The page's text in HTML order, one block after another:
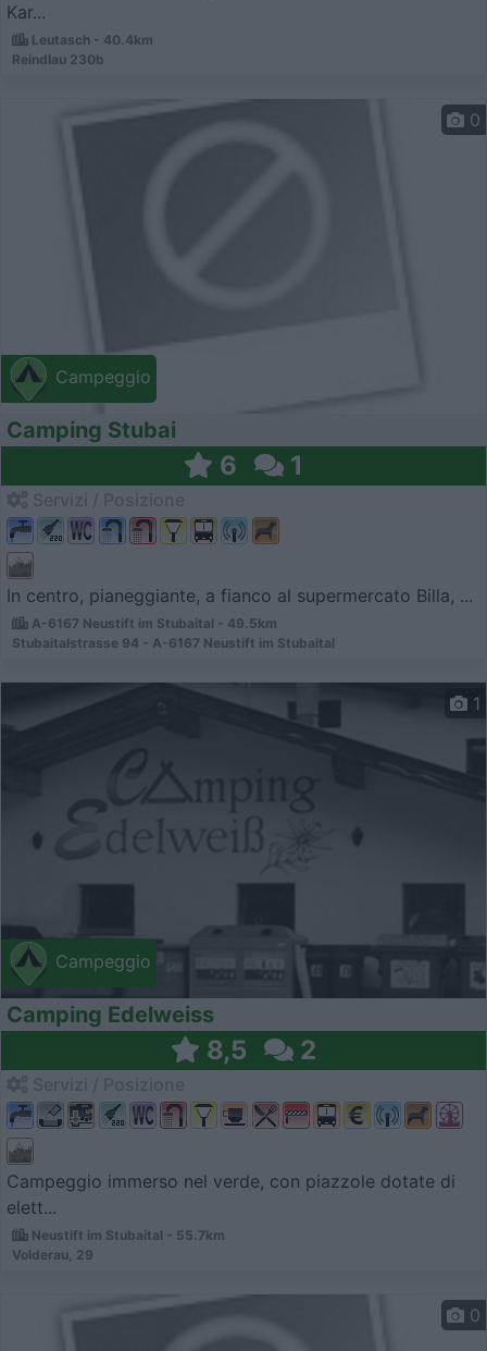
Kar...
Leutasch - 40.4km
Reindlau 230b
Campeggio
0
Camping Stubai
6 1
In centro, pianeggiante, a fianco al supermercato Billa, ...
A-6167 Neustift im Stubaital - 49.5km
Stubaitalstrasse 94 - A-6167 Neustift im Stubaital
Campeggio
1
Camping Edelweiss
8,5 2
Campeggio immerso nel verde, con piazzole dotate di
elett...
Neustift im Stubaital - 55.7km
Volderau, 29
0